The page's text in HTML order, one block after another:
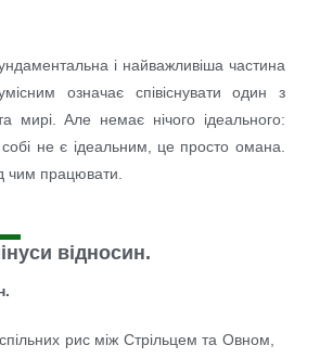
і найважливіша частина
означає співіснувати один з
мирі. Але немає нічого ідеального:
не є ідеальним, це просто омана.
чим працювати.
відносин.
рис між Стрільцем та Овном,